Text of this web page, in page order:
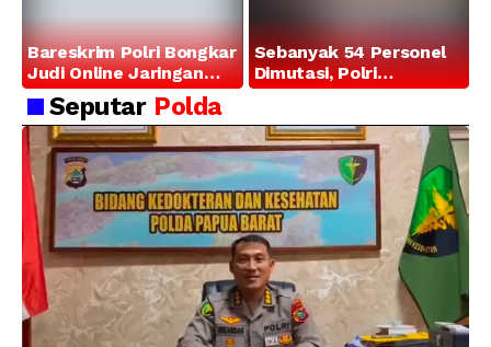
Bareskrim Polri Bongkar
Judi Online Jaringan
Internasional di Jakarta
Barat, 321 WNA
Diamankan
Sebanyak 54 Personel
Dimutasi, Polri
Tegaskan Komitmen
Profesionalisme
Seputar Polda